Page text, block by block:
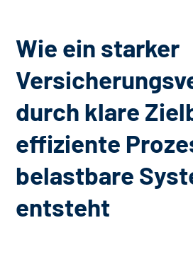
Wie ein starker
durch klare
effiziente
belastbare
entsteht